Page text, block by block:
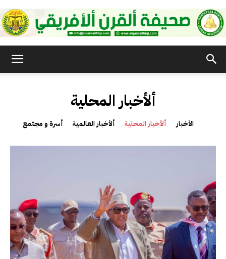
القرن
ألأخبار المحلية
أسرة و مجتمع ألأخبار العالمية ألأخبار المحلية الأخبار